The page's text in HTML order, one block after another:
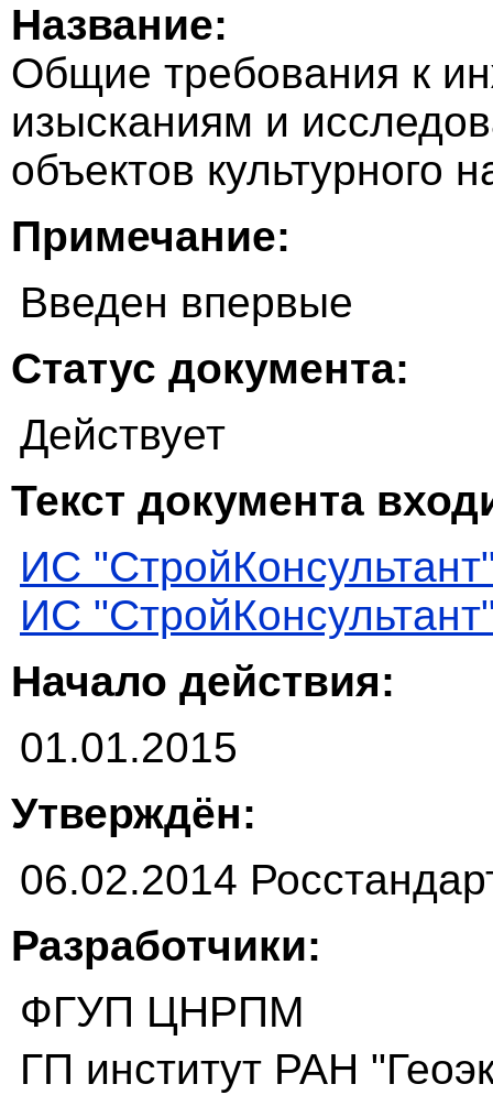
Название:
Общие требования к
изысканиям и
объектов культурного
Примечание:
Введен впервые
Статус документа:
Действует
Текст документа
ИС
ИС
Начало действия:
01.01.2015
Утверждён:
06.02.2014
Разработчики:
ФГУП ЦНРПМ
ГП институт РАН